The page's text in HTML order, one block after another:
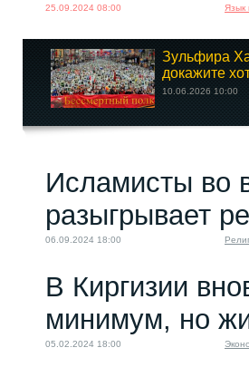
25.09.2024 08:00 Язык
Зульфира
докажите
10.06.2026 10:00
Исламисты во
разыгрывает
06.09.2024 18:00
В Киргизии
минимум, но
05.02.2024 18:00